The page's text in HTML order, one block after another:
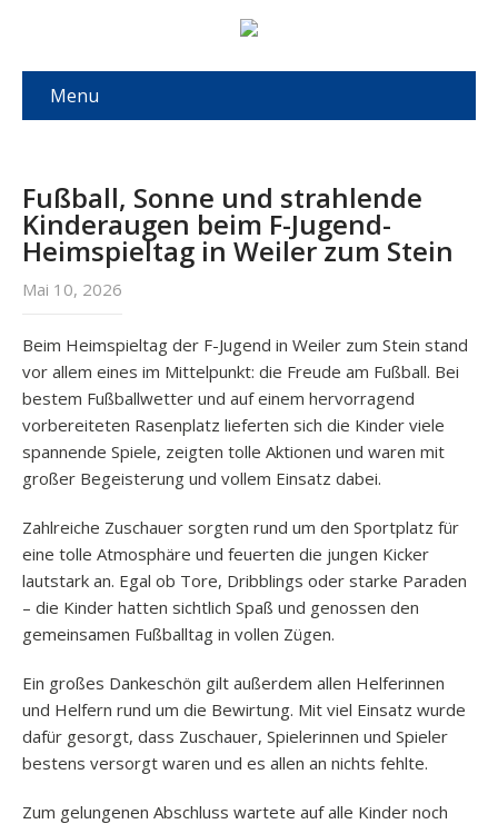
Menu
Fußball, Sonne und strahlende
Kinderaugen beim F-Jugend-
Heimspieltag in Weiler zum Stein
Mai 10, 2026
Beim Heimspieltag der F-Jugend in Weiler zum Stein stand
vor allem eines im Mittelpunkt: die Freude am Fußball. Bei
bestem Fußballwetter und auf einem hervorragend
vorbereiteten Rasenplatz lieferten sich die Kinder viele
spannende Spiele, zeigten tolle Aktionen und waren mit
großer Begeisterung und vollem Einsatz dabei.
Zahlreiche Zuschauer sorgten rund um den Sportplatz für
eine tolle Atmosphäre und feuerten die jungen Kicker
lautstark an. Egal ob Tore, Dribblings oder starke Paraden
– die Kinder hatten sichtlich Spaß und genossen den
gemeinsamen Fußballtag in vollen Zügen.
Ein großes Dankeschön gilt außerdem allen Helferinnen
und Helfern rund um die Bewirtung. Mit viel Einsatz wurde
dafür gesorgt, dass Zuschauer, Spielerinnen und Spieler
bestens versorgt waren und es allen an nichts fehlte.
Zum gelungenen Abschluss wartete auf alle Kinder noch